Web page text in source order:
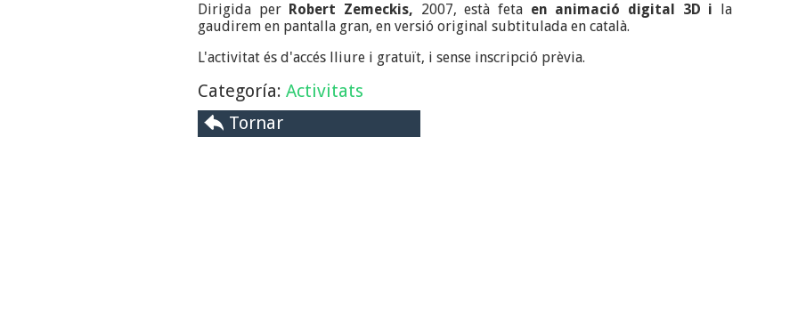
Dirigida per Robert Zemeckis, 2007, està feta en animació digital 3D i la
gaudirem en pantalla gran, en versió original subtitulada en català.
L'activitat és d'accés lliure i gratuït, i sense inscripció prèvia.
Categoría: Activitats
Tornar